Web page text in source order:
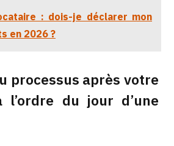
: dois-je déclarer mon
en 2026 ?
processus après votre
l’ordre du jour d’une